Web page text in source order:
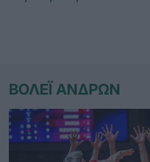
ΒΟΛΕΪ ΑΝΔΡΩΝ